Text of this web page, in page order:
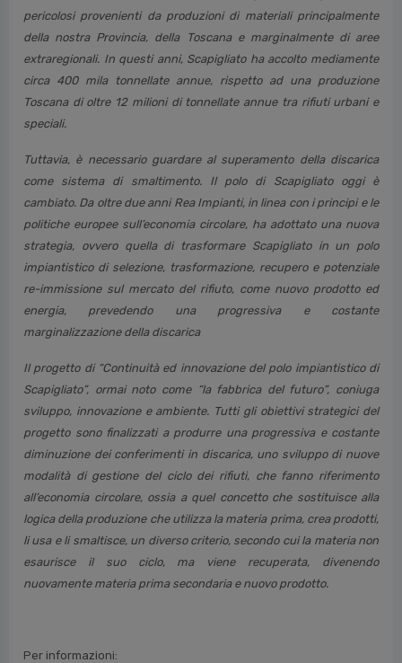
pericolosi provenienti da produzioni di materiali principalmente
della nostra Provincia, della Toscana e marginalmente di aree
extraregionali. In questi anni, Scapigliato ha accolto mediamente
circa 400 mila tonnellate annue, rispetto ad una produzione
Toscana di oltre 12 milioni di tonnellate annue tra rifiuti urbani e
speciali.
Tuttavia, è necessario guardare al superamento della discarica
come sistema di smaltimento. Il polo di Scapigliato oggi è
cambiato. Da oltre due anni Rea Impianti, in linea con i principi e le
politiche europee sull’economia circolare, ha adottato una nuova
strategia, ovvero quella di trasformare Scapigliato in un polo
impiantistico di selezione, trasformazione, recupero e potenziale
re-immissione sul mercato del rifiuto, come nuovo prodotto ed
energia, prevedendo una progressiva e costante
marginalizzazione della discarica
Il progetto di “Continuità ed innovazione del polo impiantistico di
Scapigliato”, ormai noto come “la fabbrica del futuro”, coniuga
sviluppo, innovazione e ambiente. Tutti gli obiettivi strategici del
progetto sono finalizzati a produrre una progressiva e costante
diminuzione dei conferimenti in discarica, uno sviluppo di nuove
modalità di gestione del ciclo dei rifiuti, che fanno riferimento
all’economia circolare, ossia a quel concetto che sostituisce alla
logica della produzione che utilizza la materia prima, crea prodotti,
li usa e li smaltisce, un diverso criterio, secondo cui la materia non
esaurisce il suo ciclo, ma viene recuperata, divenendo
nuovamente materia prima secondaria e nuovo prodotto.
Per informazioni: